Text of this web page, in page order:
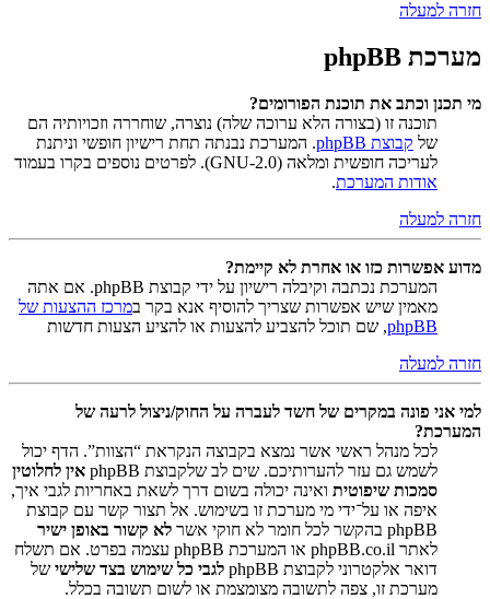
חזרה למעלה
מערכת phpBB
מי תכנן וכתב את תוכנת הפורומים?
תוכנה זו (בצורה הלא ערוכה שלה) נוצרה, שוחררה וזכויותיה הם
של קבוצת phpBB
. המערכת נבנתה תחת רישיון חופשי וניתנת
לעריכה חופשית ומלאה (GNU-2.0). לפרטים נוספים בקרו בעמוד
אודות המערכת.
חזרה למעלה
מדוע אפשרות כזו או אחרת לא קיימת?
המערכת נכתבה וקיבלה רישיון על ידי קבוצת phpBB. אם אתה
מאמין שיש אפשרות שצריך להוסיף אנא בקר במרכז ההצעות של
phpBB, שם תוכל להצביע להצעות או להציע הצעות חדשות
חזרה למעלה
למי אני פונה במקרים של חשד לעברה על החוק/ניצול לרעה של
המערכת?
לכל מנהל ראשי אשר נמצא בקבוצה הנקראת “הצוות”. הדף יכול
לשמש גם עזר להערותיכם. שים לב שלקבוצת phpBB
אין לחלוטין
סמכות שיפוטית ואינה יכולה בשום דרך לשאת באחריות לגבי איך,
איפה או על־ידי מי מערכת זו בשימוש. אל תצור קשר עם קבוצת
phpBB בהקשר לכל חומר לא חוקי אשר
לא קשור באופן ישיר
לאתר phpBB.co.il או המערכת phpBB עצמה בפרט. אם תשלח
דואר אלקטרוני לקבוצת phpBB
לגבי כל שימוש בצד שלישי של
מערכת זו, צפה לתשובה מצומצמת או לשום תשובה בכלל.